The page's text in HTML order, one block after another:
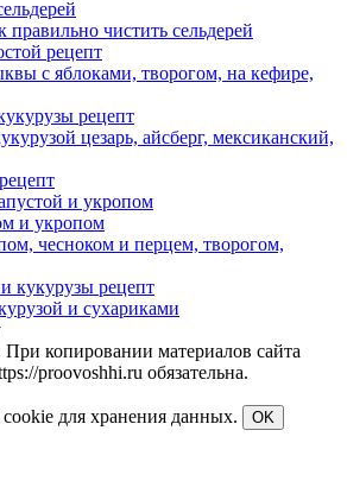
правильно чистить сельдерей
с яблоками, творогом, на кефире,
цезарь, айсберг, мексиканский,
и укропом
чесноком и перцем, творогом,
и сухариками
копировании материалов сайта
proovoshhi.ru обязательна.
cookie для хранения данных. OK